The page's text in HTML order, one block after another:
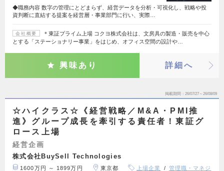
◆職務内容 数字の管理にとどまらず、経営データを分析・可視化し、戦略や投
資判断に直結する提案を経営層・事業部門に行い、実際…
会社概要
＊東証プライム上場 コクヨ株式会社は、文房具の製造・販売を中心
とする「ステーショナリー事業」をはじめ、オフィス空間の設計や…
興味あり 詳細へ
掲載期間 26/07/27～26/08/09
☆ハイクラス☆《経営戦略／M&A・PMI推
進》グループ成長を牽引する責任者！東証グ
ロース上場
経営企画
株式会社BuySell Technologies
1600万円 ～ 1899万円 東京都 上場企業 管理職・マネジ